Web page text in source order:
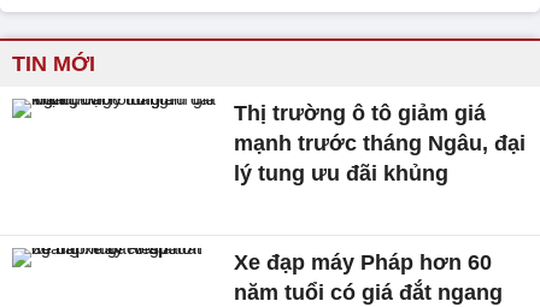
TIN MỚI
Thị trường ô tô giảm giá
mạnh trước tháng Ngâu, đại
lý tung ưu đãi khủng
Xe đạp máy Pháp hơn 60
năm tuổi có giá đắt ngang